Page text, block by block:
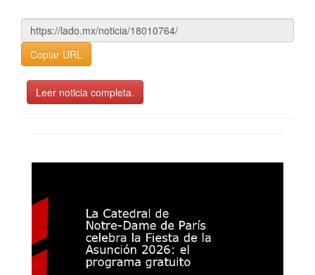
Copiar URL
Leer noticia completa.